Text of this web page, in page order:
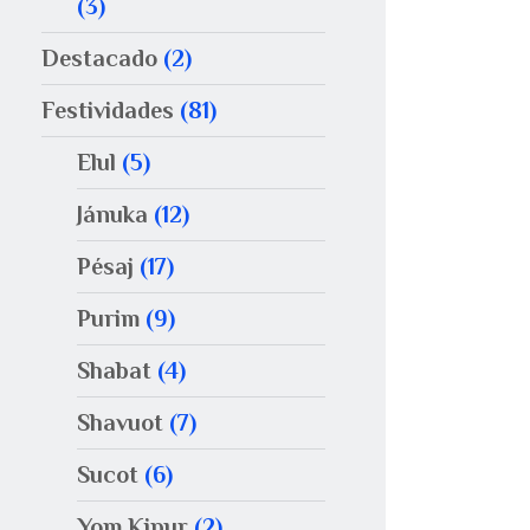
(3)
Destacado (2)
Festividades (81)
Elul (5)
Jánuka (12)
Pésaj (17)
Purim (9)
Shabat (4)
Shavuot (7)
Sucot (6)